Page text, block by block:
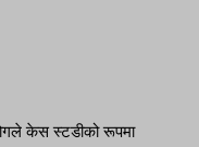
केस स्टडीको रूपमा